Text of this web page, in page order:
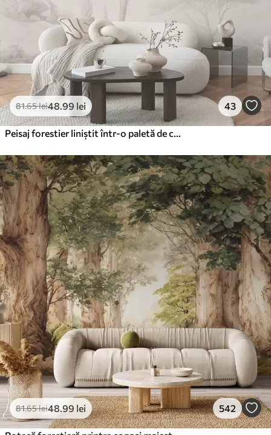
81.65lei48.99 lei 43
Peisaj forestier liniștit într-o paletă de culori bej
81.65lei48.99 lei 542